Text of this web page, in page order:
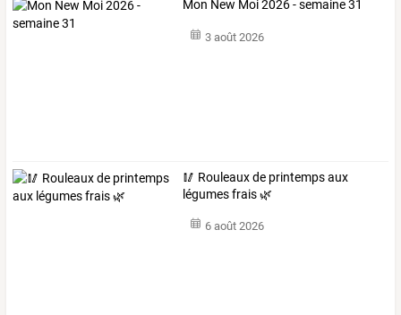
Mon New Moi 2026 - semaine 31
3 août 2026
🥢 Rouleaux de printemps aux
légumes frais 🌿
6 août 2026